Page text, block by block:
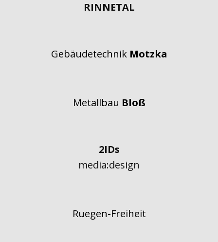
RINNETAL
Gebäudetechnik Motzka
Metallbau Bloß
2IDs
media:design
Ruegen-Freiheit